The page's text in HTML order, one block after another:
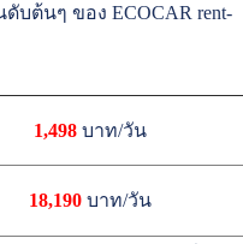
บต้นๆ ของ ECOCAR rent-
1,498 บาท/วัน
18,190 บาท/วัน